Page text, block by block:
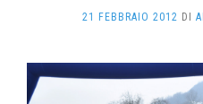
21 FEBBRAIO 2012 DI